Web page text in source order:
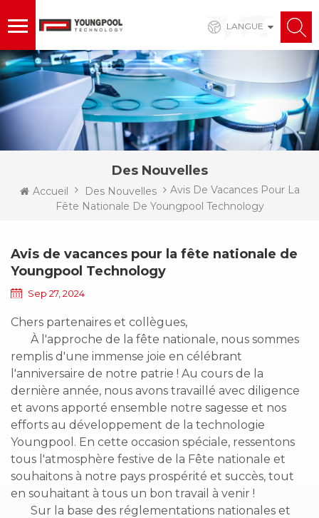
LANGUE
Des Nouvelles
Accueil Des Nouvelles
Avis De Vacances Pour La
Fête Nationale De Youngpool Technology
Avis de vacances pour la fête nationale de
Youngpool Technology
Sep 27, 2024
Chers partenaires et collègues,
À l'approche de la fête nationale, nous sommes
remplis d'une immense joie en célébrant
l'anniversaire de notre patrie ! Au cours de la
dernière année, nous avons travaillé avec diligence
et avons apporté ensemble notre sagesse et nos
efforts au développement de la technologie
Youngpool. En cette occasion spéciale, ressentons
tous l'atmosphère festive de la Fête nationale et
souhaitons à notre pays prospérité et succès, tout
en souhaitant à tous un bon travail à venir !
Sur la base des réglementations nationales et